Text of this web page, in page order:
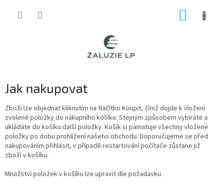
Jak nakupovat
Zboží lze objednat kliknutím na tlačítko Koupit, čímž dojde k vložení
zvolené položky do nákupního košíku. Stejným způsobem vybíráte a
ukládáte do košíku další položky. Košík si pamatuje všechny vložené
položky po dobu prohlížení našeho obchodu. Doporučujeme se před
nakupováním přihlásit, v případě restartování počítače zůstane již
zboží v košíku.
Množství položek v košíku lze upravit dle požadavku.